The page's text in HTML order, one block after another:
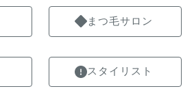
まつ毛サロン
スタイリスト